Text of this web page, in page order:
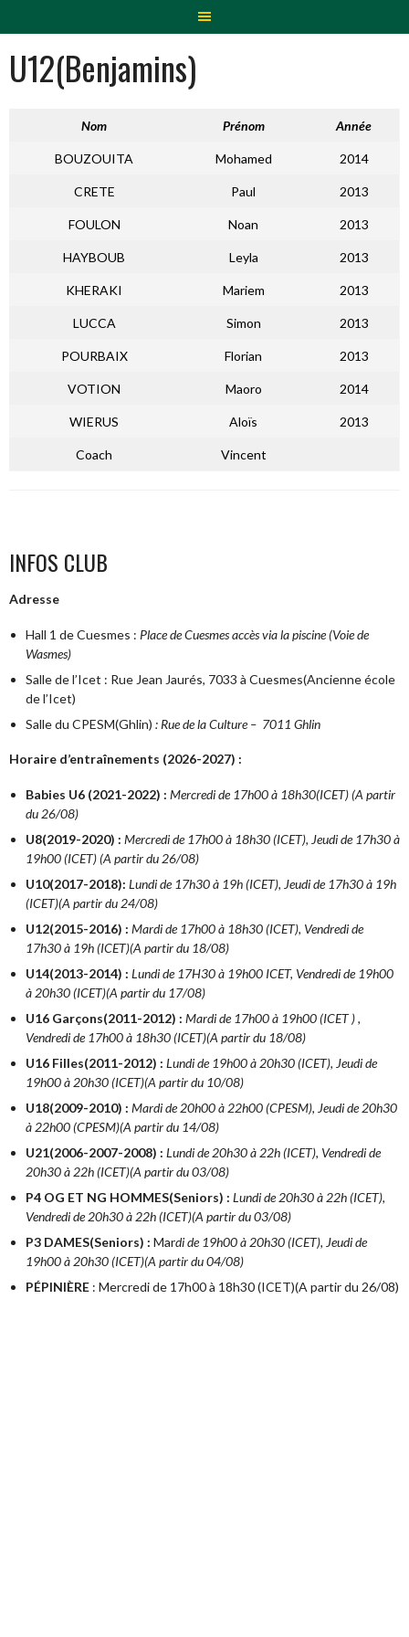
au
contenu
U12(Benjamins)
Nom Prénom Année
BOUZOUITA Mohamed 2014
CRETE Paul 2013
FOULON Noan 2013
HAYBOUB Leyla 2013
KHERAKI Mariem 2013
LUCCA Simon 2013
POURBAIX Florian 2013
VOTION Maoro 2014
WIERUS Aloïs 2013
Coach Vincent
INFOS CLUB
Adresse
Hall 1 de Cuesmes : Place de Cuesmes accès via la piscine (Voie de
Wasmes)
Salle de l’Icet : Rue Jean Jaurés, 7033 à Cuesmes(Ancienne école
de l’Icet)
Salle du CPESM(Ghlin) : Rue de la Culture – 7011 Ghlin
Horaire d’entraînements (2026-2027) :
Babies U6 (2021-2022) : Mercredi de 17h00 à 18h30(ICET) (A partir
du 26/08)
U8(2019-2020) : Mercredi de 17h00 à 18h30 (ICET), Jeudi de 17h30 à
19h00 (ICET) (A partir du 26/08)
U10(2017-2018): Lundi de 17h30 à 19h (ICET), Jeudi de 17h30 à 19h
(ICET)(A partir du 24/08)
U12(2015-2016) : Mardi de 17h00 à 18h30 (ICET), Vendredi de
17h30 à 19h (ICET)(A partir du 18/08)
U14(2013-2014) : Lundi de 17H30 à 19h00 ICET, Vendredi de 19h00
à 20h30 (ICET)(A partir du 17/08)
U16 Garçons(2011-2012) : Mardi de 17h00 à 19h00 (ICET ) ,
Vendredi de 17h00 à 18h30 (ICET)(A partir du 18/08)
U16 Filles(2011-2012) : Lundi de 19h00 à 20h30 (ICET), Jeudi de
19h00 à 20h30 (ICET)(A partir du 10/08)
U18(2009-2010) : Mardi de 20h00 à 22h00 (CPESM), Jeudi de 20h30
à 22h00 (CPESM)(A partir du 14/08)
U21(2006-2007-2008) : Lundi de 20h30 à 22h (ICET), Vendredi de
20h30 à 22h (ICET)(A partir du 03/08)
P4 OG ET NG HOMMES(Seniors) : Lundi de 20h30 à 22h (ICET),
Vendredi de 20h30 à 22h (ICET)(A partir du 03/08)
P3 DAMES(Seniors) : Mardi de 19h00 à 20h30 (ICET), Jeudi de
19h00 à 20h30 (ICET)(A partir du 04/08)
PÉPINIÈRE: Mercredi de 17h00 à 18h30 (ICET)(A partir du 26/08)